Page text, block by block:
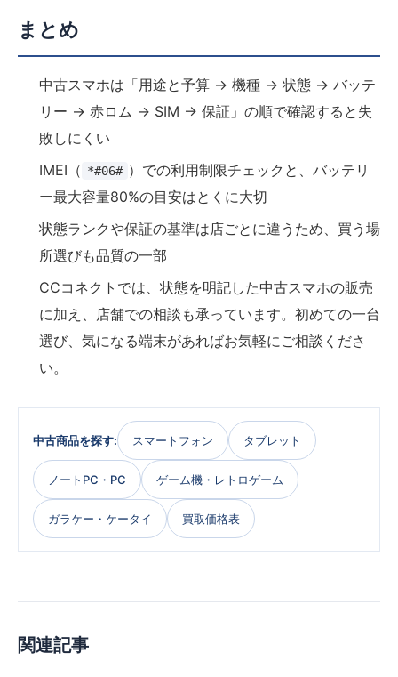
まとめ
中古スマホは「用途と予算 → 機種 → 状態 → バッテ
リー → 赤ロム → SIM → 保証」の順で確認すると失
敗しにくい
IMEI（ *#06# ）での利用制限チェックと、バッテリ
ー最大容量80%の目安はとくに大切
状態ランクや保証の基準は店ごとに違うため、買う場
所選びも品質の一部
CCコネクトでは、状態を明記した中古スマホの販売
に加え、店舗での相談も承っています。初めての一台
選び、気になる端末があればお気軽にご相談くださ
い。
中古商品を探す: スマートフォン タブレット
ノートPC・PC ゲーム機・レトロゲーム
ガラケー・ケータイ 買取価格表
関連記事